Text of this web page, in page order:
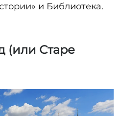
и Библиотека.
(или Старе